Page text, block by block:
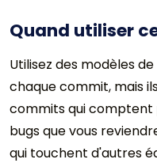
Quand utiliser
Utilisez des modèles
chaque commit, mais
commits qui comptent
bugs que vous
qui touchent d'autres